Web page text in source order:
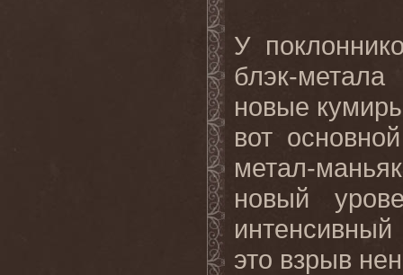
У
блэк-метала
новые
вот
метал-
новый
это взрыв